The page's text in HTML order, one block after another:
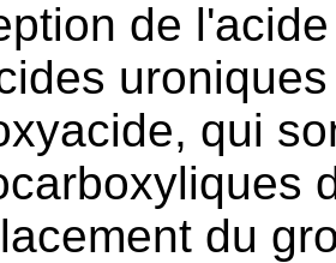
de
qui
du